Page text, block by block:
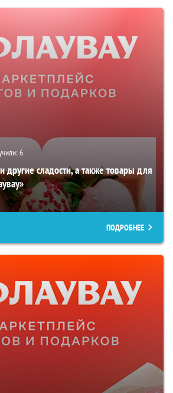
6
сладости, а также товары для
ПОДРОБНЕЕ